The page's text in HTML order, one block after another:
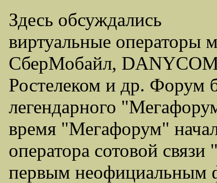
Здесь обсуждались
виртуальные операторы
СберМобайл,
Ростелеком и др. Форум
легендарного
время "Мегафорум"
оператора сотовой
первым неофициальным